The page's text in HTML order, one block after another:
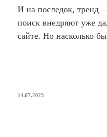
И на последок, тренд
поиск внедряют уже
сайте. Но насколько
ОПУБЛИКОВАНО
14.07.2023